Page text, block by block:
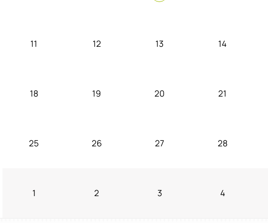
11 12 13 14
18 19 20 21
25 26 27 28
1 2 3 4